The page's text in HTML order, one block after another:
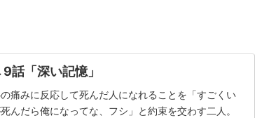
話「深い記憶」
痛みに反応して死んだ人になれることを「すごくい
んだら俺になってな、フシ」と約束を交わす二人。